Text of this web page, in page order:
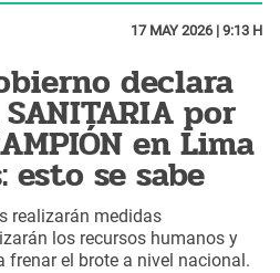
17 MAY 2026 | 9:13 H
declara
SANITARIA por
en Lima
esto se sabe
realizarán medidas
los recursos humanos y
frenar el brote a nivel nacional.